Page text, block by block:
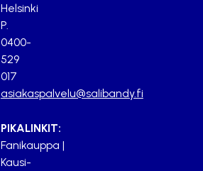
Helsinki
P.
0400-
529
017
asiakaspalvelu@salibandy.fi
PIKALINKIT:
Fanikauppa |
Kausi-